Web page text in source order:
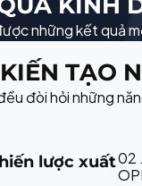
những kết quả
KIẾN TẠO
đòi hỏi những
lược xuất02 .